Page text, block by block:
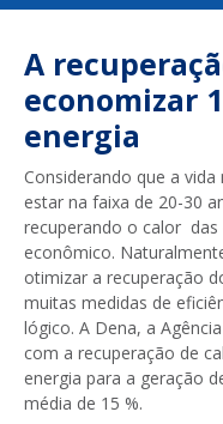
A
economizar
energia
Considerando que a
estar na faixa de 20-30
recuperando o calor
econômico.
otimizar a recuperação
muitas medidas de
lógico. A Dena, a
com a recuperação de
energia para a geração
média de 15 %.